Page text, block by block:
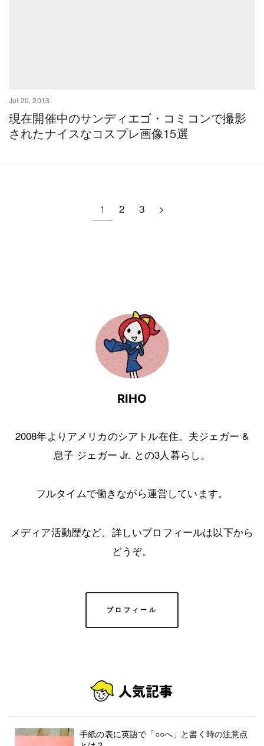
Jul 20, 2013
現在開催中のサンディエゴ・コミコンで撮影
されたナイスなコスプレ画像15選
1 2 3 >
RIHO
2008年よりアメリカのシアトル在住。夫ジェガー &
息子 ジェガー Jr. との3人暮らし。
フルタイムで働きながら運営しています。
メディア活動歴など、詳しいプロフィールは以下から
どうぞ。
プロフィール
手紙の表に英語で「○○へ」と書く時の注意点